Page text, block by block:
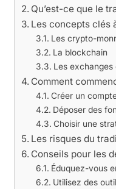
Qu’est-ce que le
Les concepts clés
Les crypto-
La blockchain
Les
Comment
Créer un
Déposer des
Choisir une
Les risques du
Conseils pour les
Éduquez-vous
Utilisez des